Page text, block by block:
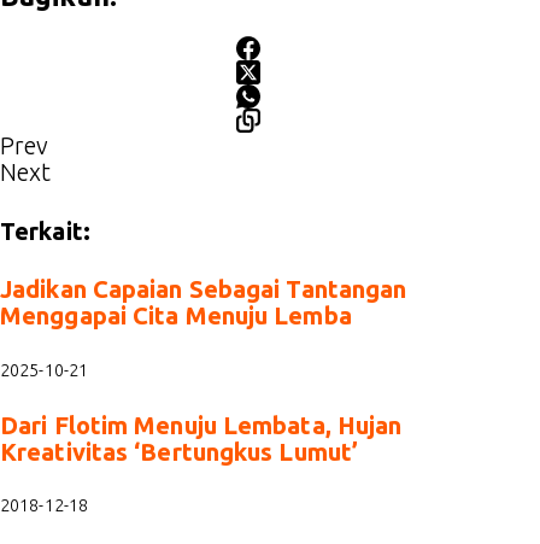
Prev
Next
Terkait:
Jadikan Capaian Sebagai Tantangan
Menggapai Cita Menuju Lemba
2025-10-21
Dari Flotim Menuju Lembata, Hujan
Kreativitas ‘Bertungkus Lumut’
2018-12-18